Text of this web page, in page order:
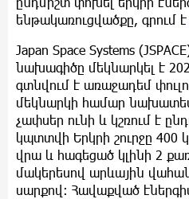
ենթակառուցվածքը, գրում է
Japan Space Systems
նախագիծը մեկնարկել է
գտնվում է առաջադեմ
մեկնարկի համար
չափսեր ունի և կշռում է
կպտտվի Երկրի շուրջը 400
վրա և հագեցած կլինի 2
մակերեսով արևային
սարքով: Հավաքված